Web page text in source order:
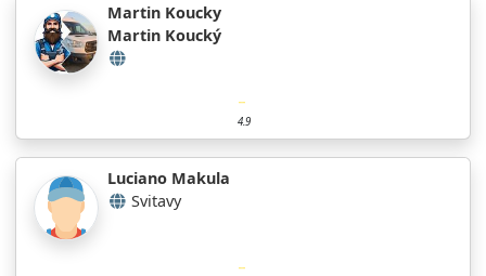
Martin Koucky
Martin Koucký
4.9
Luciano Makula
Svitavy